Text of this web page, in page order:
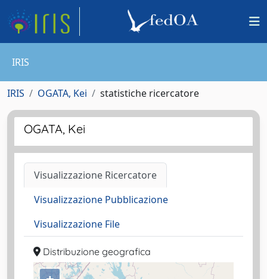
IRIS
IRIS OGATA, Kei statistiche ricercatore
OGATA, Kei
Visualizzazione Ricercatore
Visualizzazione Pubblicazione
Visualizzazione File
Distribuzione geografica